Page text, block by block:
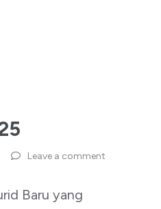
Leave a comment
Baru yang